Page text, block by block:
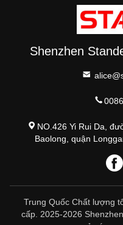
Shenzhen
NO.426 Yi Rui Da,
Baolong, quận
Trung Quốc Chất lượng
cấp. 2025-2026